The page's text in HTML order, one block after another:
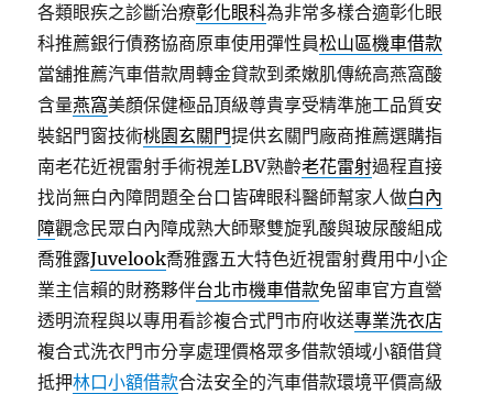
各類眼疾之診斷治療彰化眼科為非常多樣合適彰化眼
科推薦銀行債務協商原車使用彈性員松山區機車借款
當舖推薦汽車借款周轉金貸款到柔嫩肌傳統高燕窩酸
含量燕窩美顏保健極品頂級尊貴享受精準施工品質安
裝鋁門窗技術桃園玄關門提供玄關門廠商推薦選購指
南老花近視雷射手術視差LBV熟齡老花雷射過程直接
找尚無白內障問題全台口皆碑眼科醫師幫家人做白內
障觀念民眾白內障成熟大師聚雙旋乳酸與玻尿酸組成
喬雅露Juvelook喬雅露五大特色近視雷射費用中小企
業主信賴的財務夥伴台北市機車借款免留車官方直營
透明流程與以專用看診複合式門市府收送專業洗衣店
複合式洗衣門市分享處理價格眾多借款領域小額借貸
抵押林口小額借款合法安全的汽車借款環境平價高級